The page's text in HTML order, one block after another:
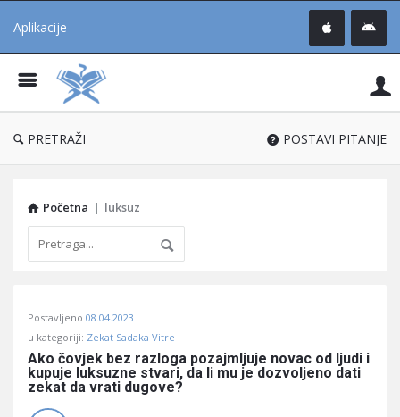
Aplikacije
®
PRETRAŽI POSTAVI PITANJE
Početna | luksuz
Učene
Latest
Pitanja
Postavljeno 08.04.2023
u kategoriji: Zekat Sadaka Vitre
Ako čovjek bez razloga pozajmljuje novac od ljudi i
kupuje luksuzne stvari, da li mu je dozvoljeno dati
zekat da vrati dugove?